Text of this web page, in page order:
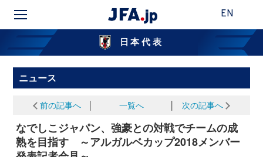
EN
日本代表
ニュース
前の記事へ 一覧へ 次の記事へ
なでしこジャパン、強豪との対戦でチームの成
熟を目指す ～アルガルベカップ2018メンバー